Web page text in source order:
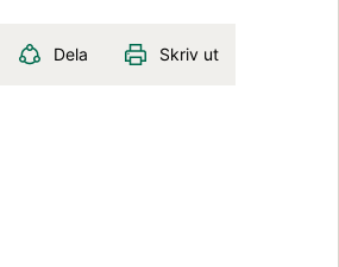
Dela Skriv ut